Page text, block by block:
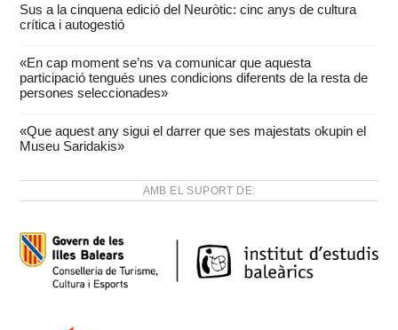
Sus a la cinquena edició del Neuròtic: cinc anys de cultura
crítica i autogestió
«En cap moment se’ns va comunicar que aquesta
participació tengués unes condicions diferents de la resta de
persones seleccionades»
«Que aquest any sigui el darrer que ses majestats okupin el
Museu Saridakis»
AMB EL SUPORT DE: